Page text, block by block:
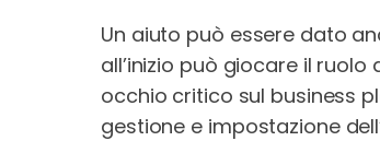
Un aiuto può essere dato
all’inizio può giocare il
occhio critico sul business
gestione e impostazione